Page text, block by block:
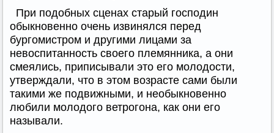
При подобных сценах старый господин
обыкновенно очень извинялся перед
бургомистром и другими лицами за
невоспитанность своего племянника, а они
смеялись, приписывали это его молодости,
утверждали, что в этом возрасте сами были
такими же подвижными, и необыкновенно
любили молодого ветрогона, как они его
называли.